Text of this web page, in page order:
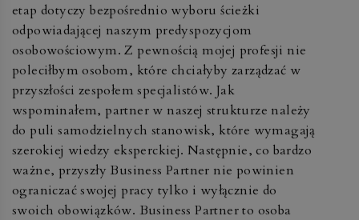
etap dotyczy bezpośrednio wyboru ścieżki
odpowiadającej naszym predyspozycjom
osobowościowym. Z pewnością mojej profesji nie
poleciłbym osobom, które chciałyby zarządzać w
przyszłości zespołem specjalistów. Jak
wspominałem, partner w naszej strukturze należy
do puli samodzielnych stanowisk, które wymagają
szerokiej wiedzy eksperckiej. Następnie, co bardzo
ważne, przyszły Business Partner nie powinien
ograniczać swojej pracy tylko i wyłącznie do
swoich obowiązków. Business Partner to osoba